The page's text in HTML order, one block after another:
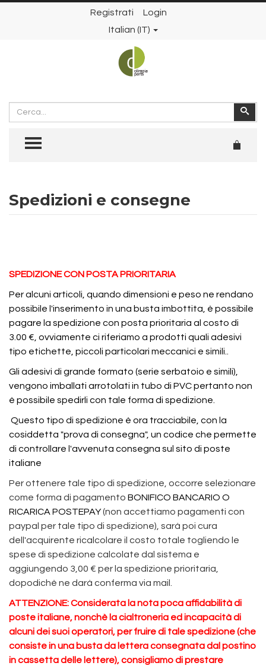
Registrati
Login
Italian (IT)
Cerca
TOGGLE MENU
Spedizioni e consegne
SPEDIZIONE CON POSTA PRIORITARIA
Per alcuni articoli, quando dimensioni e peso ne rendano
possibile l'inserimento in una busta imbottita, è possibile
pagare la spedizione con posta prioritaria al costo di
3.00 €, ovviamente ci riferiamo a prodotti quali adesivi
tipo etichette, piccoli particolari meccanici e simili..
Gli adesivi di grande formato (serie serbatoio e simili),
vengono imballati arrotolati in tubo di PVC pertanto non
è possibile spedirli con tale forma di spedizione.
Questo tipo di spedizione è ora tracciabile, con la
cosiddetta "prova di consegna", un codice che permette
di controllare l'avvenuta consegna sul sito di poste
italiane
Per ottenere tale tipo di spedizione, occorre selezionare
come forma di pagamento BONIFICO BANCARIO O
RICARICA POSTEPAY(non accettiamo pagamenti con
paypal per tale tipo di spedizione), sarà poi cura
dell'acquirente ricalcolare il costo totale togliendo le
spese di spedizione calcolate dal sistema e
aggiungendo 3,00 € per la spedizione prioritaria,
dopodichè ne darà conferma via mail.
ATTENZIONE: Considerata la nota poca affidabilità di
poste italiane, nonchè la cialtroneria ed incapacità di
alcuni dei suoi operatori, per fruire di tale spedizione (che
consiste in una busta da lettera consegnata dal postino
in cassetta delle lettere), consigliamo di prestare